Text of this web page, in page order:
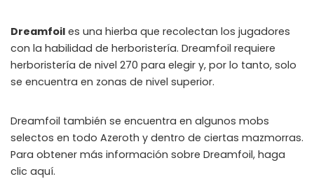
Dreamfoil es una hierba que recolectan los jugadores
con la habilidad de herboristería. Dreamfoil requiere
herboristería de nivel 270 para elegir y, por lo tanto, solo
se encuentra en zonas de nivel superior.
Dreamfoil también se encuentra en algunos mobs
selectos en todo Azeroth y dentro de ciertas mazmorras.
Para obtener más información sobre Dreamfoil, haga
clic aquí.